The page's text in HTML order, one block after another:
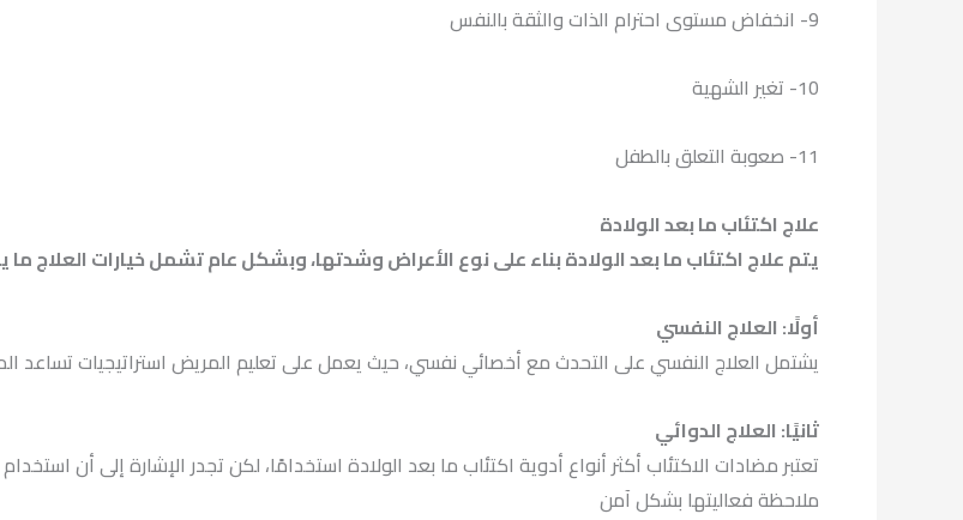
9- انخفاض مستوى احترام الذات والثقة بالنفس
10- تغير الشهية
11- صعوبة التعلق بالطفل
علاج اكتئاب ما بعد الولادة
يتم علاج اكتئاب ما بعد الولادة بناء على نوع الأعراض وشدتها، وبشكل عام تشمل خيارات العلاج ما
أولًا: العلاج النفسي
يشتمل العلاج النفسي على التحدث مع أخصائي نفسي، حيث يعمل على تعليم المريض استراتيجيات تساعد
ثانيًا: العلاج الدوائي
ملاحظة فعاليتها بشكل آمن